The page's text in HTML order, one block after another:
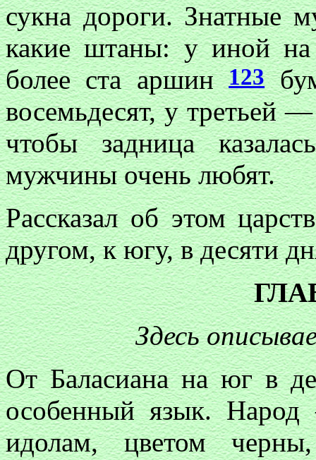
сукна дороги. Знатные
какие штаны: у иной
более ста аршин123
восемьдесят, у третьей
чтобы задница
мужчины очень любят.
Рассказал об этом
другом, к югу, в десяти
Здесь
От Баласиана на юг в
особенный язык.
идолам, цветом